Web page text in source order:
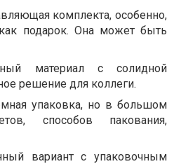
комплекта, особенно,
подарок. Она может быть
материал с солидной
решение для коллеги.
упаковка, но в большом
способов пакования,
вариант с упаковочным